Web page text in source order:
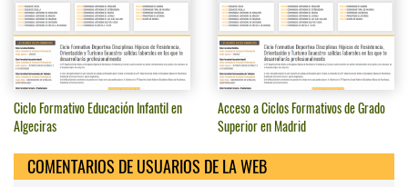
Ciclo Formativo Educación Infantil en
Algeciras
Acceso a Ciclos Formativos de Grado
Superior en Madrid
COMENTARIOS DE USUARIOS DE LA WEB